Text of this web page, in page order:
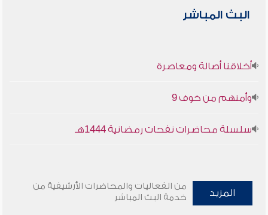
البث المباشر
أخلاقنا أصالة ومعاصرة
وأمنهم من خوف 9
سلسلة محاضرات نفحات رمضانية 1444هـ
المزيد
من الفعاليات والمحاضرات الأرشيفية من
خدمة البث المباشر